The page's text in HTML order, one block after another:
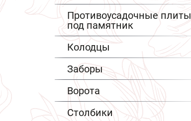
Противоусадочные плиты
под памятник
Колодцы
Заборы
Ворота
Столбики